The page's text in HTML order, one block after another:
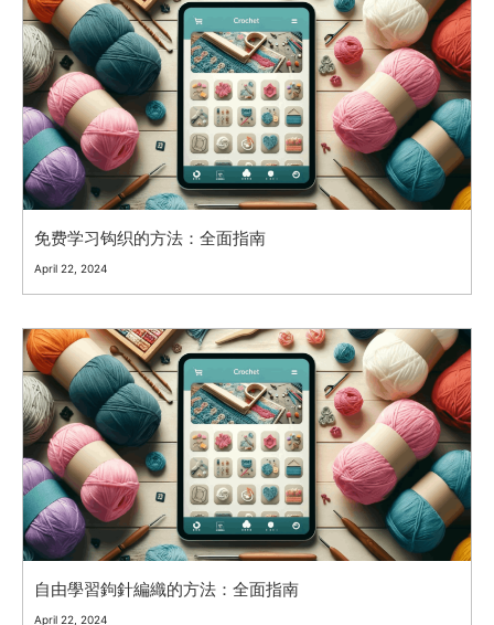
免费学习钩织的方法：全面指南
April 22, 2024
自由學習鉤針編織的方法：全面指南
April 22, 2024